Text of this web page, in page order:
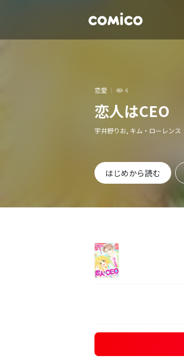
恋愛 4
恋人はCEO
宇井野りお, キム・ローレンス
はじめから読む